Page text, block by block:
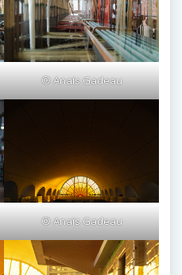
© Anaïs Gadeau
© Anaïs Gadeau